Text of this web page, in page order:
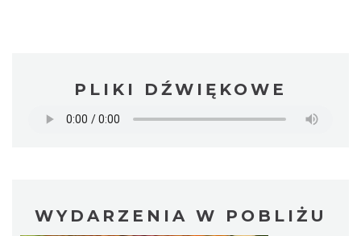
PLIKI DŹWIĘKOWE
WYDARZENIA W POBLIŻU